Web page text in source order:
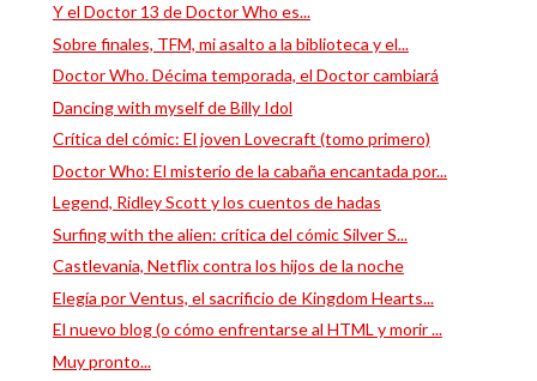
Y el Doctor 13 de Doctor Who es...
Sobre finales, TFM, mi asalto a la biblioteca y el...
Doctor Who. Décima temporada, el Doctor cambiará
Dancing with myself de Billy Idol
Crítica del cómic: El joven Lovecraft (tomo primero)
Doctor Who: El misterio de la cabaña encantada por...
Legend, Ridley Scott y los cuentos de hadas
Surfing with the alien: crítica del cómic Silver S...
Castlevania, Netflix contra los hijos de la noche
Elegía por Ventus, el sacrificio de Kingdom Hearts...
El nuevo blog (o cómo enfrentarse al HTML y morir ...
Muy pronto...